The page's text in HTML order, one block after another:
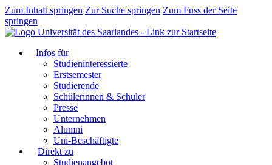
Zum Inhalt springen Zur Suche springen Zum Fuss der Seite
springen
Infos für
Studieninteressierte
Erstsemester
Studierende
Schülerinnen & Schüler
Presse
Unternehmen
Alumni
Uni-Beschäftigte
Direkt zu
Studienangebot